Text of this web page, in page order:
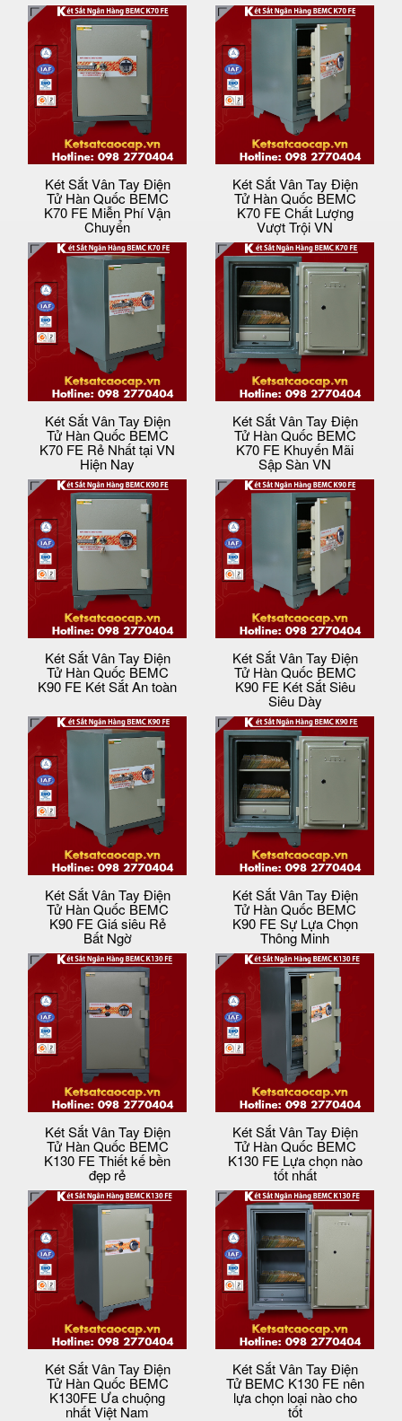
Két Sắt Vân Tay Điện
Tử Hàn Quốc BEMC
K70 FE Miễn Phí Vận
Chuyển
Két Sắt Vân Tay Điện
Tử Hàn Quốc BEMC
K70 FE Chất Lượng
Vượt Trội VN
Két Sắt Vân Tay Điện
Tử Hàn Quốc BEMC
K70 FE Rẻ Nhất tại VN
Hiện Nay
Két Sắt Vân Tay Điện
Tử Hàn Quốc BEMC
K70 FE Khuyến Mãi
Sập Sàn VN
Két Sắt Vân Tay Điện
Tử Hàn Quốc BEMC
K90 FE Két Sắt An toàn
Két Sắt Vân Tay Điện
Tử Hàn Quốc BEMC
K90 FE Két Sắt Siêu
Siêu Dày
Két Sắt Vân Tay Điện
Tử Hàn Quốc BEMC
K90 FE Giá siêu Rẻ
Bất Ngờ
Két Sắt Vân Tay Điện
Tử Hàn Quốc BEMC
K90 FE Sự Lựa Chọn
Thông Minh
Két Sắt Vân Tay Điện
Tử Hàn Quốc BEMC
K130 FE Thiết kế bền
đẹp rẻ
Két Sắt Vân Tay Điện
Tử Hàn Quốc BEMC
K130 FE Lựa chọn nào
tốt nhất
Két Sắt Vân Tay Điện
Tử Hàn Quốc BEMC
K130FE Ưa chuộng
nhất Việt Nam
Két Sắt Vân Tay Điện
Tử BEMC K130 FE nên
lựa chọn loại nào cho
tốt